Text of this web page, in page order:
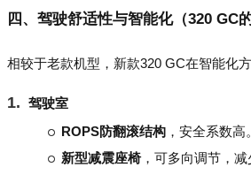
四、驾驶舒适性与智能化（320 GC
相较于老款机型，新款320 GC在智能化
驾驶室
ROPS防翻滚结构 ，安全系数高。
新型减震座椅，可多向调节，